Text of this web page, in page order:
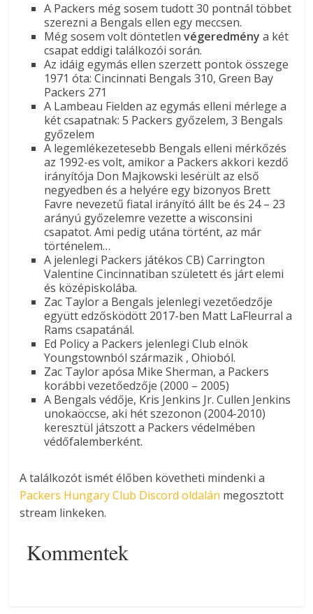
A Packers még sosem tudott 30 pontnál többet
szerezni a Bengals ellen egy meccsen.
Még sosem volt döntetlenvégeredmény a két
csapat eddigi találkozói során.
Az idáig egymás ellen szerzett pontok összege
1971 óta: Cincinnati Bengals 310, Green Bay
Packers 271
A Lambeau Fielden az egymás elleni mérlege a
két csapatnak: 5 Packers győzelem, 3 Bengals
győzelem
A legemlékezetesebb Bengals elleni mérkőzés
az 1992-es volt, amikor a Packers akkori kezdő
irányítója Don Majkowski lesérült az első
negyedben és a helyére egy bizonyos Brett
Favre nevezetű fiatal irányító állt be és 24 – 23
arányú győzelemre vezette a wisconsini
csapatot. Ami pedig utána történt, az már
történelem…
A jelenlegi Packers játékos CB) Carrington
Valentine Cincinnatiban született és járt elemi
és középiskolába.
Zac Taylor a Bengals jelenlegi vezetőedzője
együtt edzősködött 2017-ben Matt LaFleurral a
Rams csapatánál.
Ed Policy a Packers jelenlegi Club elnök
Youngstownból származik , Ohioból.
Zac Taylor apósa Mike Sherman, a Packers
korábbi vezetőedzője (2000 – 2005)
A Bengals védője, Kris Jenkins Jr. Cullen Jenkins
unokaöccse, aki hét szezonon (2004-2010)
keresztül játszott a Packers védelmében
védőfalemberként.
A találkozót ismét élőben követheti mindenki a
Packers Hungary Club Discord oldalán megosztott
stream linkeken.
Kommentek